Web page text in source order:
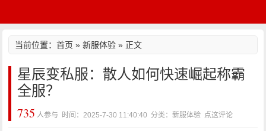
当前位置：首页 »新服体验 » 正文
星辰变私服：散人如何快速崛起称霸
全服？
735 人参与 时间：2025-7-30 11:40:40 分类：新服体验 点这评论